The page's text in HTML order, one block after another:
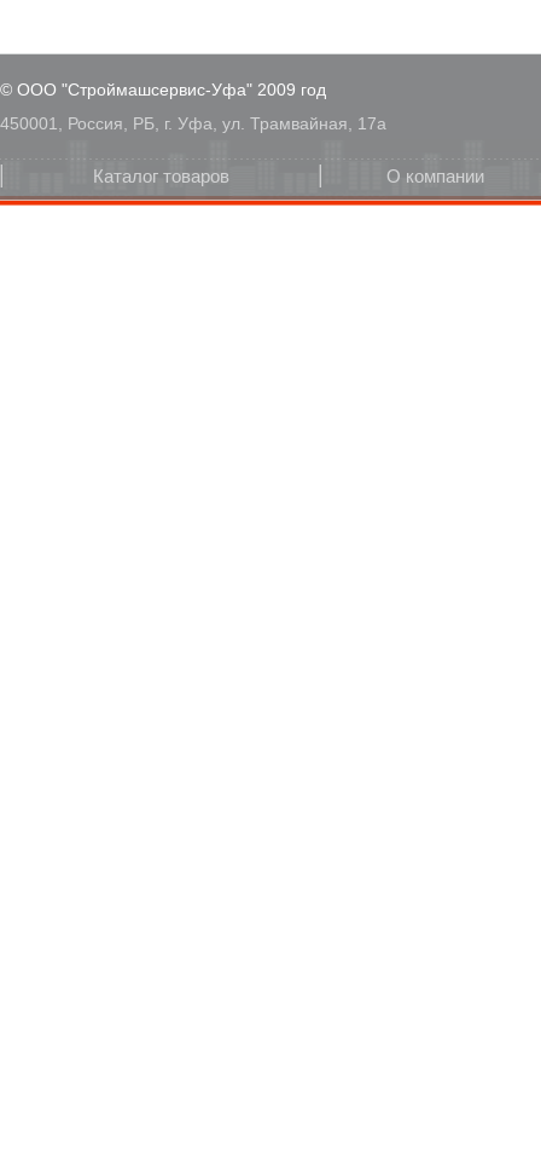
© ООО "Строймашсервис-Уфа" 2009 год
450001, Россия, РБ, г. Уфа, ул. Трамвайная, 17а
Каталог товаров О компании